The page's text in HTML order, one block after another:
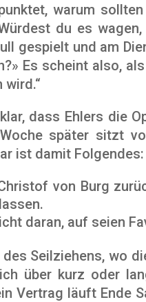
warum
du es
gespielt und am
Es scheint also,
wird.“
dass Ehlers die
später sitzt
ist damit Folgendes:
von Burg
daran, auf seien
Seilziehens, wo
über kurz oder
Vertrag läuft Ende